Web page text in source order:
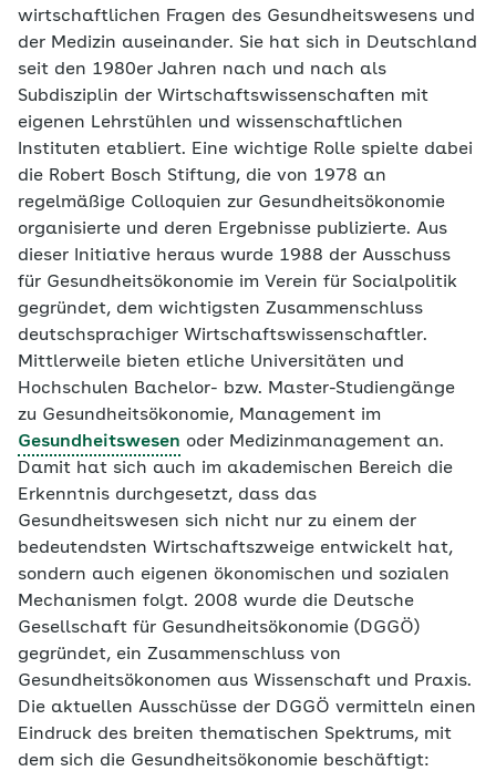
wirtschaftlichen Fragen des Gesundheitswesens und
der Medizin auseinander. Sie hat sich in Deutschland
seit den 1980er Jahren nach und nach als
Subdisziplin der Wirtschaftswissenschaften mit
eigenen Lehrstühlen und wissenschaftlichen
Instituten etabliert. Eine wichtige Rolle spielte dabei
die Robert Bosch Stiftung, die von 1978 an
regelmäßige Colloquien zur Gesundheitsökonomie
organisierte und deren Ergebnisse publizierte. Aus
dieser Initiative heraus wurde 1988 der Ausschuss
für Gesundheitsökonomie im Verein für Socialpolitik
gegründet, dem wichtigsten Zusammenschluss
deutschsprachiger Wirtschaftswissenschaftler.
Mittlerweile bieten etliche Universitäten und
Hochschulen Bachelor- bzw. Master-Studiengänge
zu Gesundheitsökonomie, Management im
Gesundheitswesen oder Medizinmanagement an.
Damit hat sich auch im akademischen Bereich die
Erkenntnis durchgesetzt, dass das
Gesundheitswesen sich nicht nur zu einem der
bedeutendsten Wirtschaftszweige entwickelt hat,
sondern auch eigenen ökonomischen und sozialen
Mechanismen folgt. 2008 wurde die Deutsche
Gesellschaft für Gesundheitsökonomie (DGGÖ)
gegründet, ein Zusammenschluss von
Gesundheitsökonomen aus Wissenschaft und Praxis.
Die aktuellen Ausschüsse der DGGÖ vermitteln einen
Eindruck des breiten thematischen Spektrums, mit
dem sich die Gesundheitsökonomie beschäftigt: